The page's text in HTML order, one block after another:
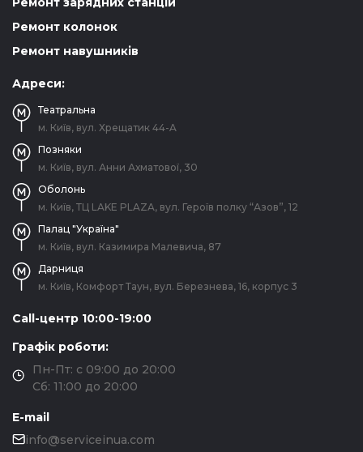
Ремонт колонок
Ремонт навушників
Адреси:
Театральна
м. Київ, вул. Хрещатик 44-A
Позняки
м. Київ, вул. Анни Ахматової, 30
Оболонь
м. Київ, ТЦ LAKE PLAZA, вул. Героїв полку “Азов”, 12
Палац "Україна"
м. Київ, вул. Казимира Малевича, 87
Дарниця
м. Київ, Комфорт Таун, вул. Березнева, 16, корпус 3
Call-центр 10:00-19:00
Графік роботи:
Пн-Пт: с 09:00 до 20:00
Сб: 11:00 до 20:00
E-mail
info@serviceinua.com